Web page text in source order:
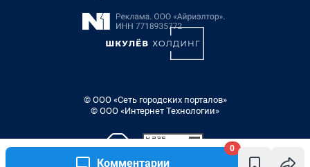
Комментарии
0
© ООО «Сеть городских порталов»
© ООО «Интернет Технологии»